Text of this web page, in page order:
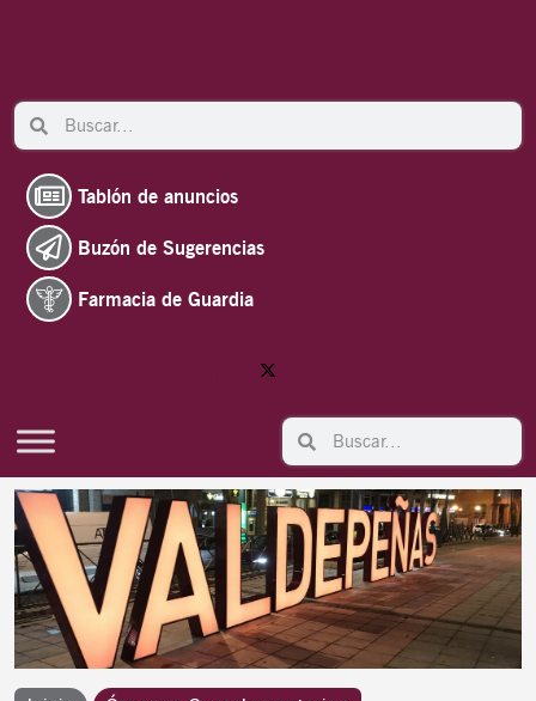
Search Search
Tablón de anuncios
Buzón de Sugerencias
Farmacia de Guardia
Search Search